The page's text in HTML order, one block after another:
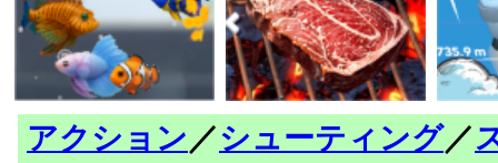
アクション ／シューティング／